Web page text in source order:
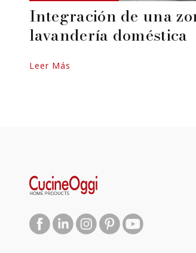
Integración de una
lavandería doméstica
Leer Más